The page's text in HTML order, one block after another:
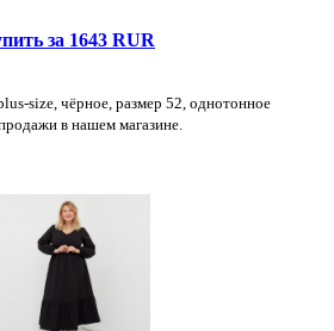
за 1643 RUR
size, чёрное, размер 52, однотонное
в нашем магазине.